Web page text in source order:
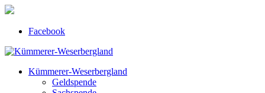
Facebook
Kümmerer-Weserbergland
Geldspende